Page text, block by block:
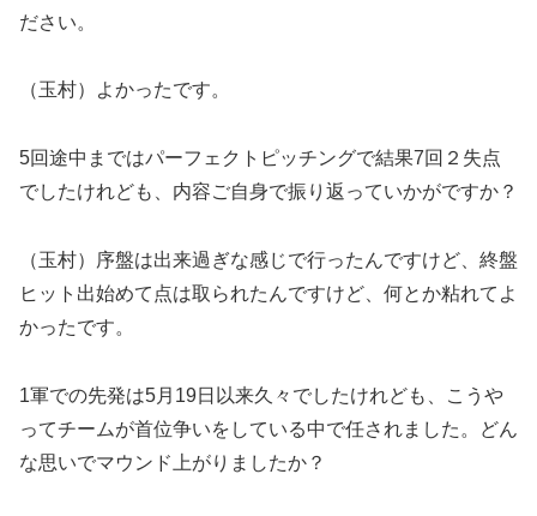
ださい。
（玉村）よかったです。
5回途中まではパーフェクトピッチングで結果7回２失点
でしたけれども、内容ご自身で振り返っていかがですか？
（玉村）序盤は出来過ぎな感じで行ったんですけど、終盤
ヒット出始めて点は取られたんですけど、何とか粘れてよ
かったです。
1軍での先発は5月19日以来久々でしたけれども、こうや
ってチームが首位争いをしている中で任されました。どん
な思いでマウンド上がりましたか？